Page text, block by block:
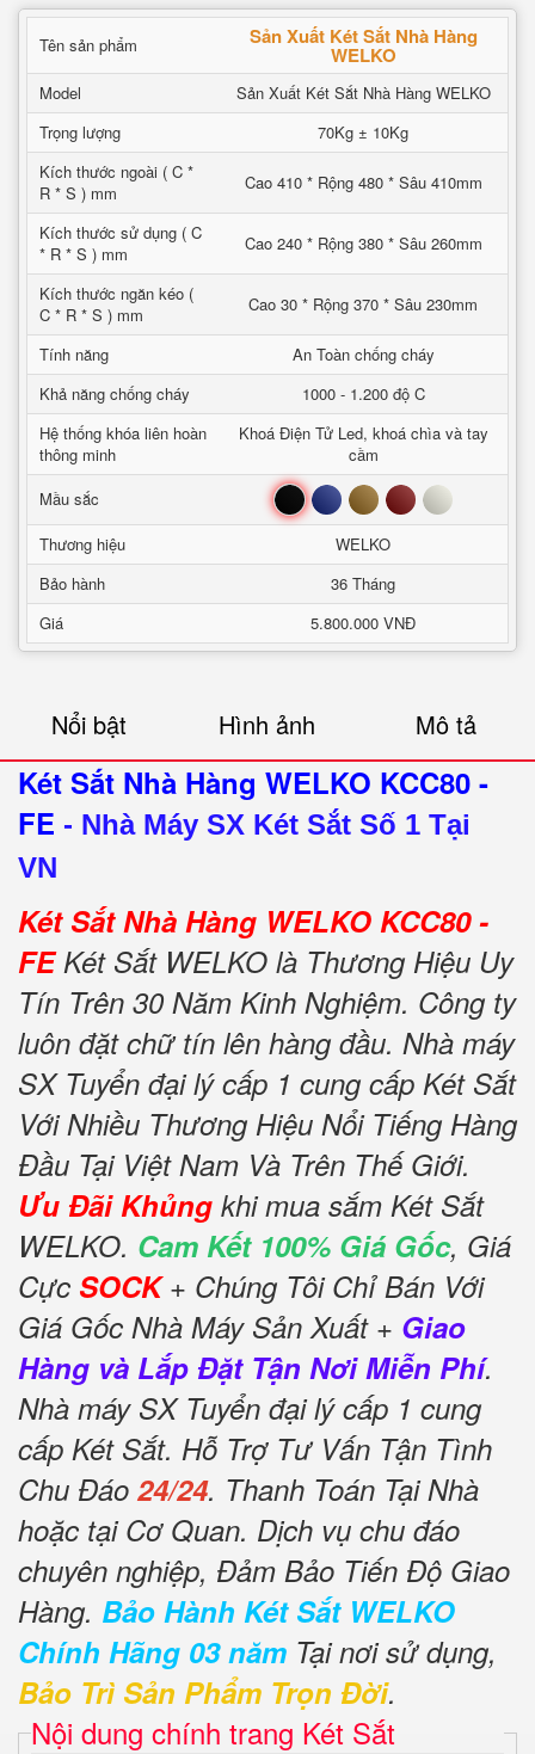
Tên sản phẩm Sản Xuất Két Sắt Nhà Hàng
WELKO
Model
Sản Xuất Két Sắt Nhà Hàng WELKO
Trọng lượng
70Kg ± 10Kg
Kích thước ngoài ( C *
R * S ) mm
Cao 410 * Rộng 480 * Sâu 410mm
Kích thước sử dụng ( C
* R * S ) mm
Cao 240 * Rộng 380 * Sâu 260mm
Kích thước ngăn kéo (
C * R * S ) mm
Cao 30 * Rộng 370 * Sâu 230mm
Tính năng
An Toàn chống cháy
Khả năng chống cháy
1000 - 1.200 độ C
Hệ thống khóa liên hoàn
thông minh
Khoá Điện Tử Led, khoá chìa và tay
cầm
Mầu sắc
Đen Xanh Nâu Đỏ Trắng
Thương hiệu
WELKO
Bảo hành
36 Tháng
Giá
5.800.000 VNĐ
Nổi bật Hình ảnh Mô tả
Két Sắt Nhà Hàng WELKO KCC80 -
FE - Nhà Máy SX Két Sắt Số 1 Tại
VN
Két Sắt Nhà Hàng WELKO KCC80 -
FEKét Sắt WELKO là Thương Hiệu Uy
Tín Trên 30 Năm Kinh Nghiệm. Công ty
luôn đặt chữ tín lên hàng đầu. Nhà máy
SX Tuyển đại lý cấp 1 cung cấp Két Sắt
Với Nhiều Thương Hiệu Nổi Tiếng Hàng
Đầu Tại Việt Nam Và Trên Thế Giới.
Ưu Đãi Khủng khi mua sắm Két Sắt
WELKO. Cam Kết 100% Giá Gốc, Giá
Cực SOCK+ Chúng Tôi Chỉ Bán Với
Giá Gốc Nhà Máy Sản Xuất + Giao
Hàng và Lắp Đặt Tận Nơi Miễn Phí.
Nhà máy SX Tuyển đại lý cấp 1 cung
cấp Két Sắt. Hỗ Trợ Tư Vấn Tận Tình
Chu Đáo 24/24. Thanh Toán Tại Nhà
hoặc tại Cơ Quan. Dịch vụ chu đáo
chuyên nghiệp, Đảm Bảo Tiến Độ Giao
Hàng. Bảo Hành Két Sắt WELKO
Chính Hãng 03 năm Tại nơi sử dụng,
Bảo Trì Sản Phẩm Trọn Đời.
Nội dung chính trang Két Sắt